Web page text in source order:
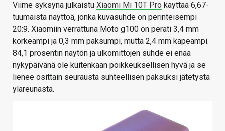
Viime syksynä julkaistu Xiaomi Mi 10T Pro käyttää 6,67-
tuumaista näyttöä, jonka kuvasuhde on perinteisempi
20:9. Xiaomiin verrattuna Moto g100 on peräti 3,4 mm
korkeampi ja 0,3 mm paksumpi, mutta 2,4 mm kapeampi.
84,1 prosentin näytön ja ulkomittojen suhde ei enää
nykypäivänä ole kuitenkaan poikkeuksellisen hyvä ja se
lienee osittain seurausta suhteellisen paksuksi jätetystä
yläreunasta.